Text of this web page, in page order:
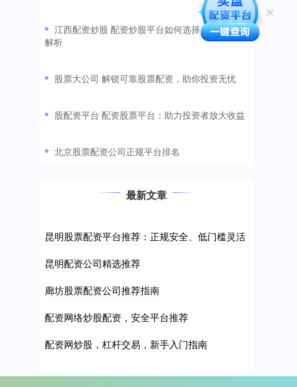
​江西配资炒股 配资炒股平台如何选择？关键点全
解析
​股票大公司 解锁可靠股票配资，助你投资无忧
​股配资平台 配资股票平台：助力投资者放大收益
​北京股票配资公司正规平台排名
最新文章
昆明股票配资平台推荐：正规安全、低门槛灵活
昆明配资公司精选推荐
廊坊股票配资公司推荐指南
配资网络炒股配资，安全平台推荐
配资网炒股，杠杆交易，新手入门指南